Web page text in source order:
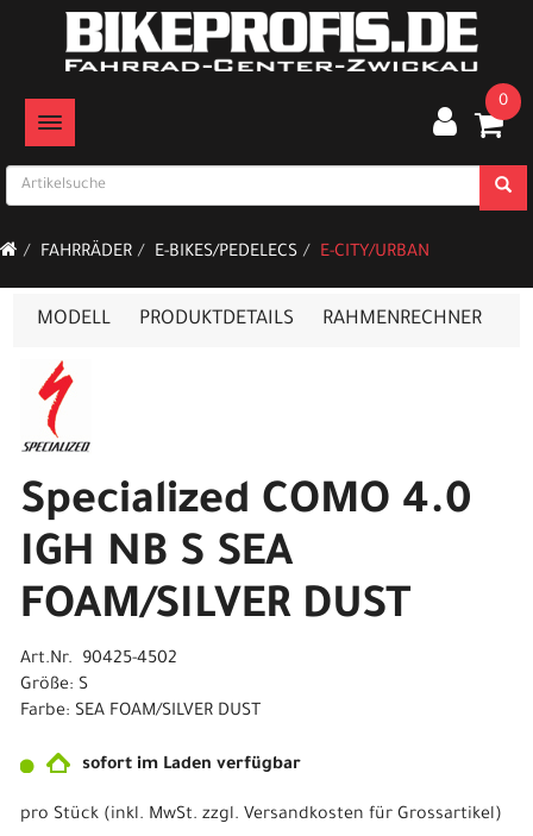
TOGGLE NAVIGATION
0
FAHRRÄDER E-BIKES/PEDELECS E-CITY/URBAN
MODELL PRODUKTDETAILS RAHMENRECHNER
Specialized COMO 4.0
IGH NB S SEA
FOAM/SILVER DUST
Art.Nr. 90425-4502
Größe: S
Farbe: SEA FOAM/SILVER DUST
sofort im Laden verfügbar
pro Stück (inkl. MwSt. zzgl. Versandkosten für Grossartikel)